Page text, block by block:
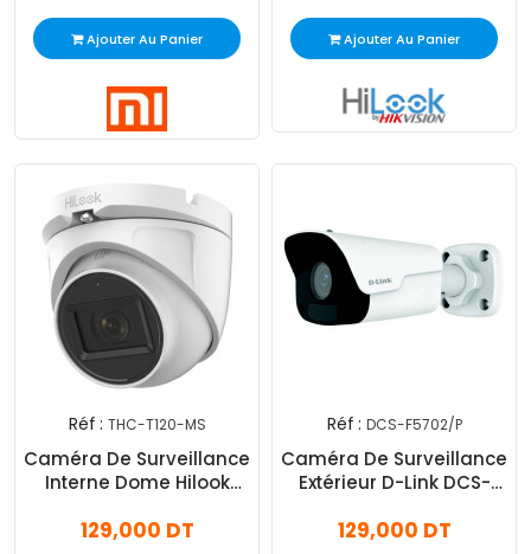
Ajouter Au Panier Ajouter Au Panier
Réf : THC-T120-MS
Caméra De Surveillance
Interne Dome Hilook
129,000 DT
Réf : DCS-F5702/P
Caméra De Surveillance
Extérieur D-Link DCS-
129,000 DT